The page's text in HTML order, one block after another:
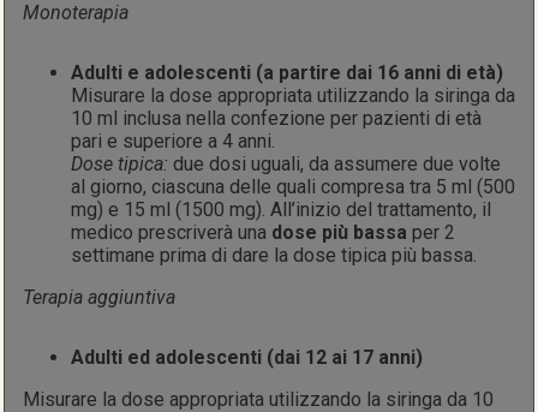
Monoterapia
Adulti e adolescenti (a partire dai 16 anni di età)
Misurare la dose appropriata utilizzando la siringa da
10 ml inclusa nella confezione per pazienti di età
pari e superiore a 4 anni.
Dose tipica: due dosi uguali, da assumere due volte
al giorno, ciascuna delle quali compresa tra 5 ml (500
mg) e 15 ml (1500 mg). All’inizio del trattamento, il
medico prescriverà una dose più bassa per 2
settimane prima di dare la dose tipica più bassa.
Terapia aggiuntiva
Adulti ed adolescenti (dai 12 ai 17 anni)
Misurare la dose appropriata utilizzando la siringa da 10